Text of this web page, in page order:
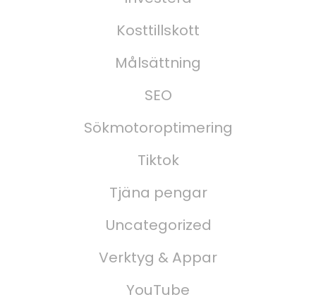
Kosttillskott
Målsättning
SEO
Sökmotoroptimering
Tiktok
Tjäna pengar
Uncategorized
Verktyg & Appar
YouTube